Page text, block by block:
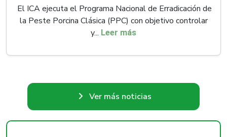
El ICA ejecuta el Programa Nacional de Erradicación de
la Peste Porcina Clásica (PPC) con objetivo controlar
y... Leer más
Ver más noticias